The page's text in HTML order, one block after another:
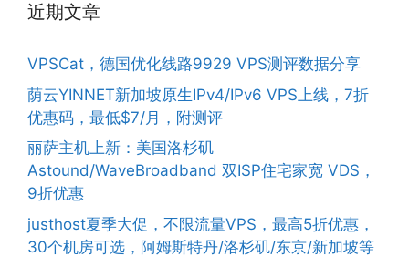
近期文章
VPSCat，德国优化线路9929 VPS测评数据分享
荫云YINNET新加坡原生IPv4/IPv6 VPS上线，7折
优惠码，最低$7/月，附测评
丽萨主机上新：美国洛杉矶
Astound/WaveBroadband 双ISP住宅家宽 VDS，
9折优惠
justhost夏季大促，不限流量VPS，最高5折优惠，
30个机房可选，阿姆斯特丹/洛杉矶/东京/新加坡等